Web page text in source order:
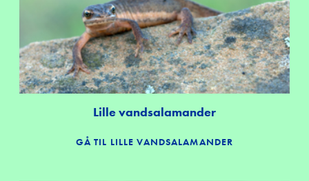
Lille vandsalamander
GÅ TIL LILLE VANDSALAMANDER